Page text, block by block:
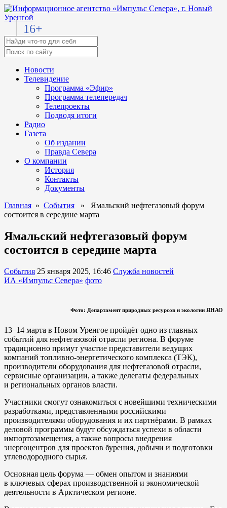
16+
Новости
Телевидение
Программа «Эфир»
Программа телепередач
Телепроекты
Подводя итоги
Радио
Газета
Об издании
Правда Севера
О компании
История
Контакты
Документы
Главная » События » Ямальский нефтегазовый форум
состоится в середине марта
Ямальский нефтегазовый форум
состоится в середине марта
События 25 января 2025, 16:46 Служба новостей
ИА «Импульс Севера» фото
Фото: Департамент природных ресурсов и экологии ЯНАО
13–14 марта в Новом Уренгое пройдёт одно из главных
событий для нефтегазовой отрасли региона. В форуме
традиционно примут участие представители ведущих
компаний топливно-энергетического комплекса (ТЭК),
производители оборудования для нефтегазовой отрасли,
сервисные организации, а также делегаты федеральных
и региональных органов власти.
Участники смогут ознакомиться с новейшими техническими
разработками, представленными российскими
производителями оборудования и их партнёрами. В рамках
деловой программы будут обсуждаться успехи в области
импортозамещения, а также вопросы внедрения
энергоцентров для проектов бурения, добычи и подготовки
углеводородного сырья.
Основная цель форума — обмен опытом и знаниями
в ключевых сферах производственной и экономической
деятельности в Арктическом регионе.